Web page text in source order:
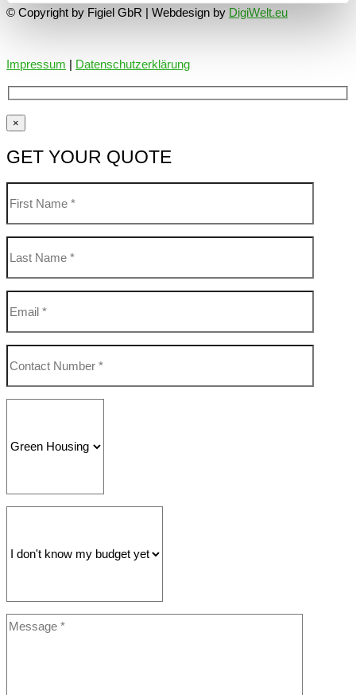
© Copyright by Figiel GbR | Webdesign by DigiWelt.eu
Impressum | Datenschutzerklärung
×
GET YOUR QUOTE